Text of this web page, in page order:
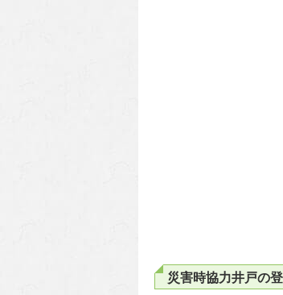
災害時協力井戸の